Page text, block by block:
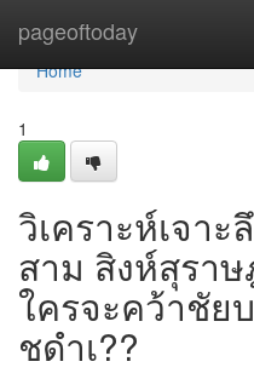
pageoftoday
Home
Home
1
วิเคราะห์เจา
สาม สิงห์สุรา
ใครจะคว้าชัย
ชดำเ??